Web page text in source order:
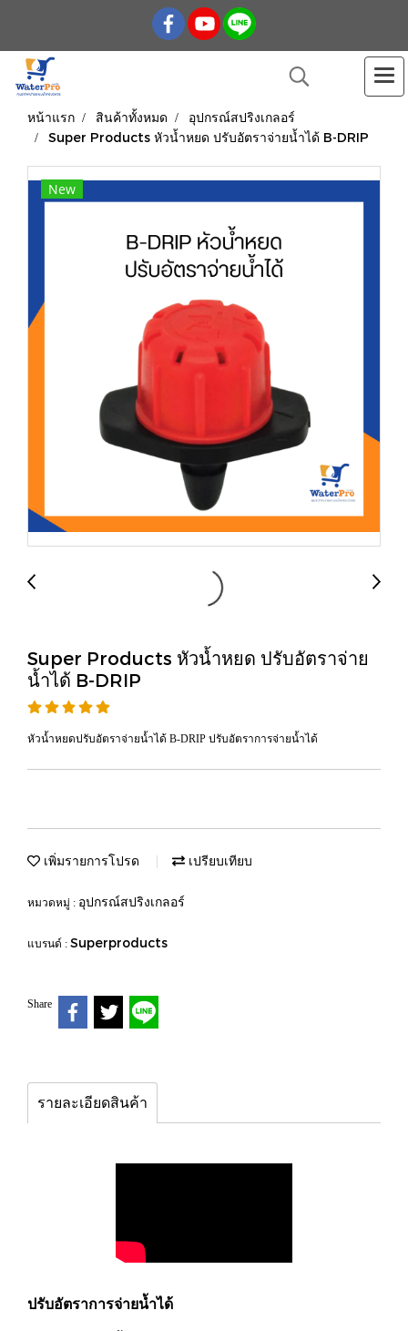
หน้าแรก สินค้าทั้งหมด
อุปกรณ์สปริงเกลอร์
Super Products หัวน้ำหยด ปรับอัตราจ่ายน้ำได้ B-DRIP
New
Super Products หัวน้ำหยด ปรับอัตราจ่าย
น้ำได้ B-DRIP
หัวน้ำหยดปรับอัตราจ่ายน้ำได้ B-DRIP ปรับอัตราการจ่ายน้ำได้
เพิ่มรายการโปรด เปรียบเทียบ
หมวดหมู่ : อุปกรณ์สปริงเกลอร์
แบรนด์ : Superproducts
Share
รายละเอียดสินค้า
ปรับอัตราการจ่ายน้ำได้